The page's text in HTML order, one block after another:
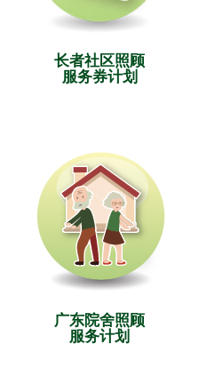
长者社区照顾
服务券计划
广东院舍照顾
服务计划